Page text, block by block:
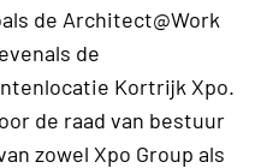
de Architect@Work
de
Kortrijk Xpo.
de raad van bestuur
zowel Xpo Group als